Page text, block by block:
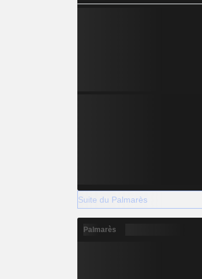
Suite du Palmarès
Palmarès